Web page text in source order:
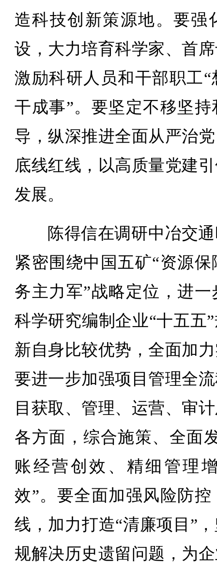
造科技创新策源地。要强
设，大力培育科学家、首
激励科研人员和干部职工
干成事”。要坚定不移坚
导，纵深推进全面从严治
底线红线，以高质量党建
发展。
陈得信在调研中冶交
紧密围绕中国五矿“资源
务主力军”战略定位，进
科学研究编制企业“十五五
新自身比较优势，全面加
要进一步加强项目管理全
目获取、管理、运营、审
各方面，综合施策、全面
账经营创效、精细管理
效”。要全面加强风险防
线，加力打造“清廉项目”
规解决历史遗留问题，为